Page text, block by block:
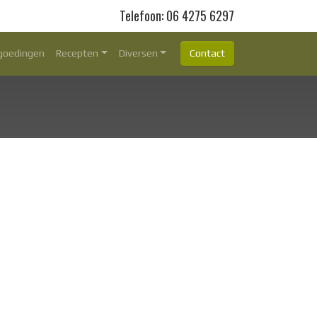
Telefoon: 06 4275 6297
Recepten Diversen Contact